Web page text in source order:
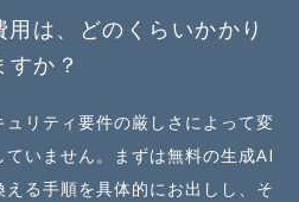
は、どのくらいかかり
すか？
リティ要件の厳しさによって変
いません。まずは無料の生成AI
る手順を具体的にお出しし、そ